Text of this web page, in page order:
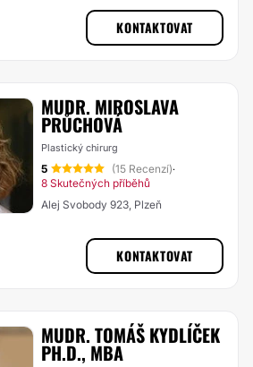
KONTAKTOVAT
MUDR. MIROSLAVA
PRŮCHOVÁ
Plastický chirurg
5 (15 Recenzí)·
8 Skutečných příběhů
Alej Svobody 923, Plzeň
KONTAKTOVAT
MUDR. TOMÁŠ KYDLÍČEK
PH.D., MBA